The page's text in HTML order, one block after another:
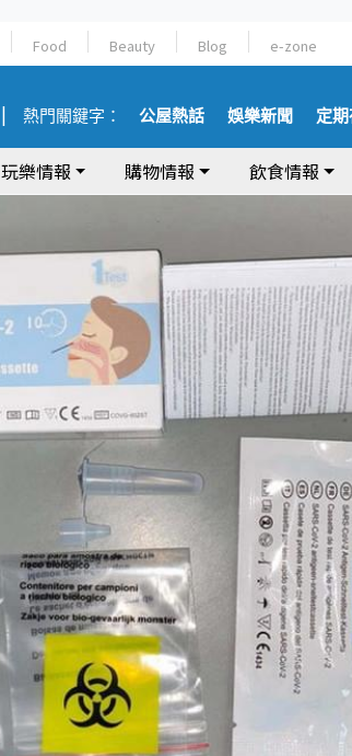
Food Beauty Blog e-zone
熱門關鍵字： 公屋熱話 娛樂新聞 定
玩樂情報 購物情報 飲食情報